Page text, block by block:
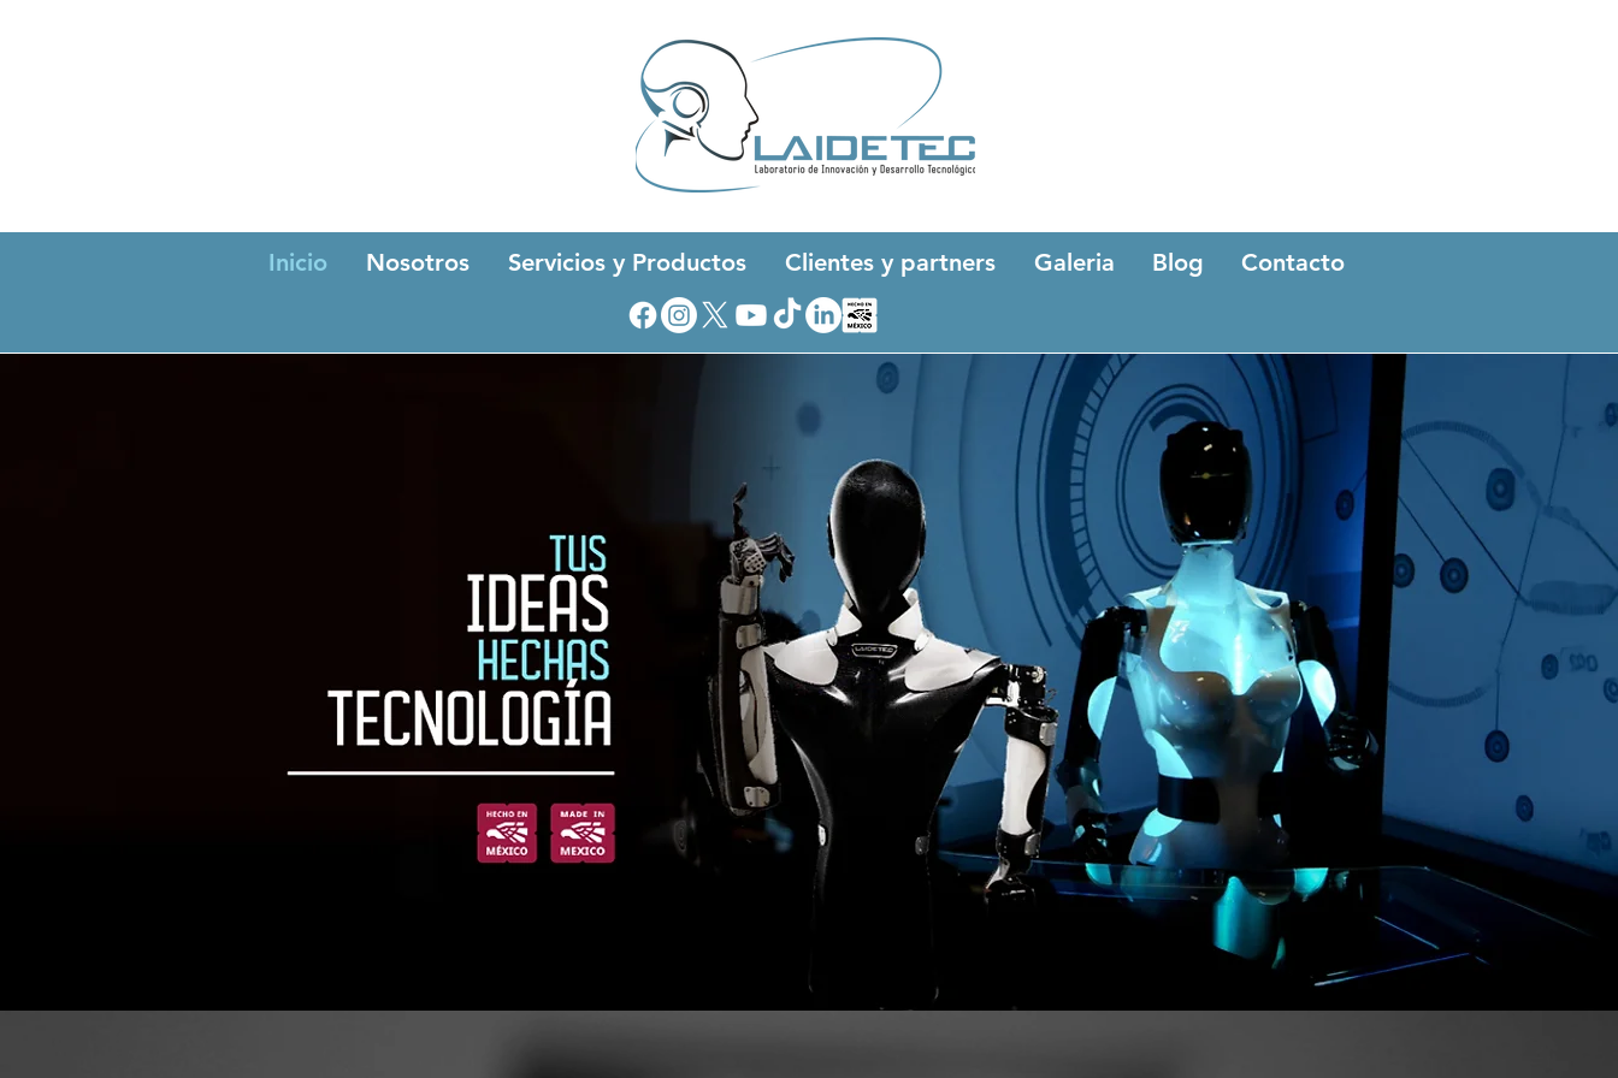
Inicio Nosotros Servicios y Productos Clientes y partners Galeria Blog Contacto